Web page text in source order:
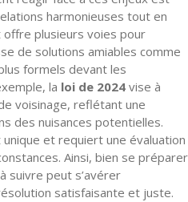
harmonieuses tout en
plusieurs voies pour
de solutions amiables comme
formels devant les
la loi de 2024 vise à
voisinage, reflétant une
des nuisances potentielles.
et requiert une évaluation
Ainsi, bien se préparer
suivre peut s’avérer
satisfaisante et juste.